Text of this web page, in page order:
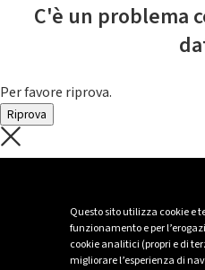
Questo sito utilizza cookie e
funzionamento e per
cookie analitici (propri e di
migliorare l’esperienza di
C'è un problema
Per favore riprova.
Riprova
C'è un problema
Per favore riprova piú tardi